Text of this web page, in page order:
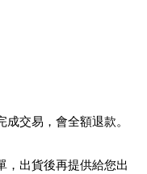
交易，會全額退款。
，出貨後再提供給您出